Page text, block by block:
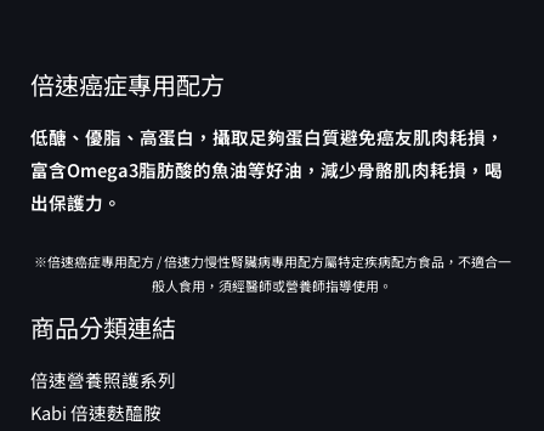
倍速癌症專用配方
低醣、優脂、高蛋白，攝取足夠蛋白質避免癌友肌肉耗損，
富含Omega3脂肪酸的魚油等好油，減少骨骼肌肉耗損，喝
出保護力。
※倍速癌症專用配方 / 倍速力慢性腎臟病專用配方屬特定疾病配方食品，不適合一
般人食用，須經醫師或營養師指導使用。
商品分類連結
倍速營養照護系列
Kabi 倍速麩醯胺